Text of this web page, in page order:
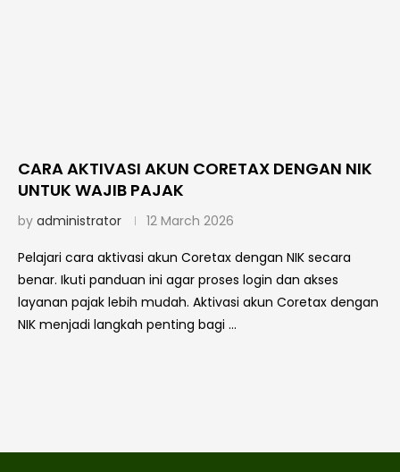
CARA AKTIVASI AKUN CORETAX DENGAN NIK
UNTUK WAJIB PAJAK
by administrator 12 March 2026
Pelajari cara aktivasi akun Coretax dengan NIK secara
benar. Ikuti panduan ini agar proses login dan akses
layanan pajak lebih mudah. Aktivasi akun Coretax dengan
NIK menjadi langkah penting bagi …